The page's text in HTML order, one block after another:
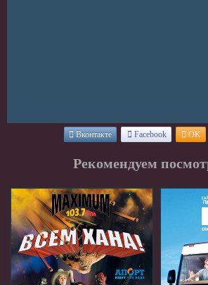
Вконтакте Facebook OK
Рекомендуем